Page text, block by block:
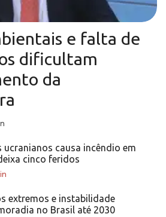
e falta de
dificultam
da
ucranianos causa incêndio em
cinco feridos
extremos e instabilidade
no Brasil até 2030